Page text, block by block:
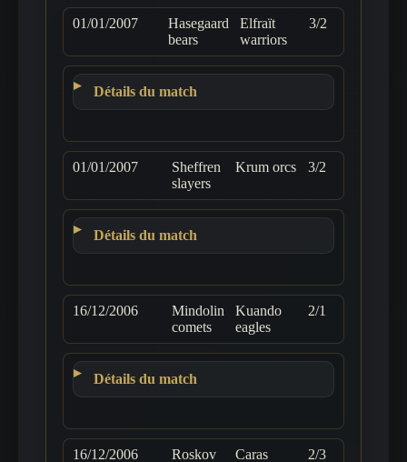
01/01/2007
Hasegaard
bears
Elfraït
warriors
3/2
Détails du match
01/01/2007
Sheffren
slayers
Krum orcs 3/2
Détails du match
16/12/2006
Mindolin
comets
Kuando
eagles
2/1
Détails du match
16/12/2006
Roskov
Caras
2/3